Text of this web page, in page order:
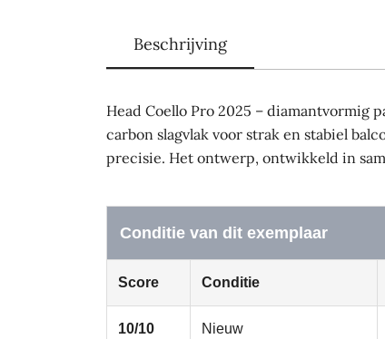
Beschrijving
Head Coello Pro 2025 – diamantvormig
carbon slagvlak voor strak en stabiel
precisie. Het ontwerp, ontwikkeld in
Conditie van dit exemplaar
Score Conditie
10/10 Nieuw